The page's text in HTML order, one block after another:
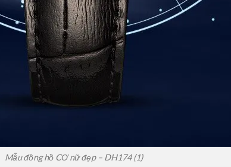
Mẫu đồng hồ CƠ nữ đẹp – DH174 (1)